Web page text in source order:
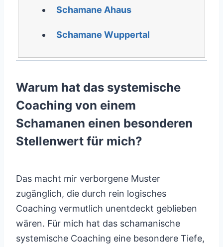
Schamane Ahaus
Schamane Wuppertal
Warum hat das systemische
Coaching von einem
Schamanen einen besonderen
Stellenwert für mich?
Das macht mir verborgene Muster
zugänglich, die durch rein logisches
Coaching vermutlich unentdeckt geblieben
wären. Für mich hat das schamanische
systemische Coaching eine besondere Tiefe,